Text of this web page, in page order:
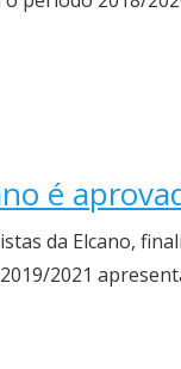
é
da Elcano,
2021